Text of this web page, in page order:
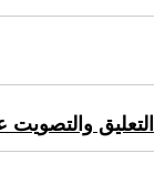
التعليق